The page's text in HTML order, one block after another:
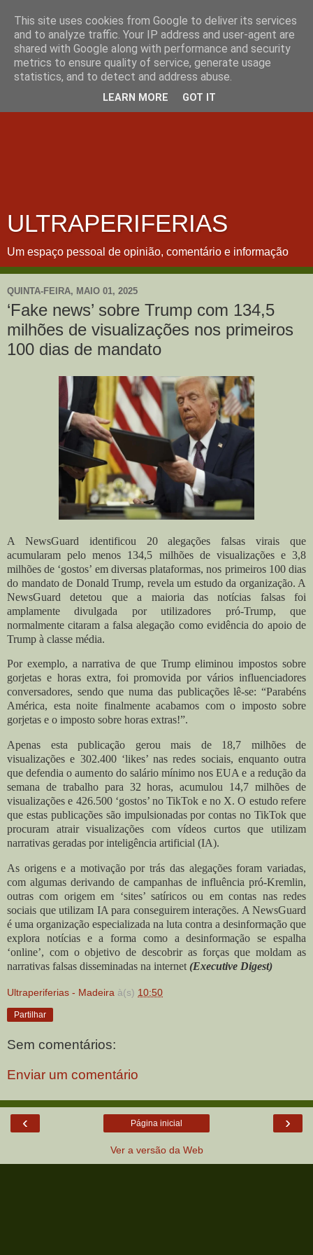
ULTRAPERIFERIAS
Um espaço pessoal de opinião, comentário e informação
QUINTA-FEIRA, MAIO 01, 2025
‘Fake news’ sobre Trump com 134,5
milhões de visualizações nos primeiros
100 dias de mandato
A NewsGuard identificou 20 alegações falsas virais que
acumularam pelo menos 134,5 milhões de visualizações e 3,8
milhões de ‘gostos’ em diversas plataformas, nos primeiros 100 dias
do mandato de Donald Trump, revela um estudo da organização. A
NewsGuard detetou que a maioria das notícias falsas foi
amplamente divulgada por utilizadores pró-Trump, que
normalmente citaram a falsa alegação como evidência do apoio de
Trump à classe média.
Por exemplo, a narrativa de que Trump eliminou impostos sobre
gorjetas e horas extra, foi promovida por vários influenciadores
conversadores, sendo que numa das publicações lê-se: “Parabéns
América, esta noite finalmente acabamos com o imposto sobre
gorjetas e o imposto sobre horas extras!”.
Apenas esta publicação gerou mais de 18,7 milhões de
visualizações e 302.400 ‘likes’ nas redes sociais, enquanto outra
que defendia o aumento do salário mínimo nos EUA e a redução da
semana de trabalho para 32 horas, acumulou 14,7 milhões de
visualizações e 426.500 ‘gostos’ no TikTok e no X.O estudo refere
que estas publicações são impulsionadas por contas no TikTok que
procuram atrair visualizações com vídeos curtos que utilizam
narrativas geradas por inteligência artificial (IA).
As origens e a motivação por trás das alegações foram variadas,
com algumas derivando de campanhas de influência pró-Kremlin,
outras com origem em ‘sites’ satíricos ou em contas nas redes
sociais que utilizam IA para conseguirem interações. A NewsGuard
é uma organização especializada na luta contra a desinformação que
explora notícias e a forma como a desinformação se espalha
‘online’, com o objetivo de descobrir as forças que moldam as
narrativas falsas disseminadas na internet (Executive Digest)
Ultraperiferias - Madeira à(s) 10:50
Partilhar
Sem comentários:
Enviar um comentário
‹ ›
Página inicial
Ver a versão da Web
This site uses cookies from Google to deliver its services
and to analyze traffic. Your IP address and user-agent are
shared with Google along with performance and security
metrics to ensure quality of service, generate usage
statistics, and to detect and address abuse.
LEARN MORE GOT IT